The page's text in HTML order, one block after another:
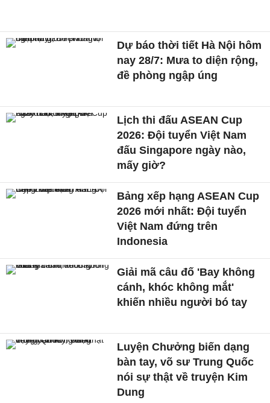
Dự báo thời tiết Hà Nội hôm
nay 28/7: Mưa to diện rộng,
đề phòng ngập úng
Lịch thi đấu ASEAN Cup
2026: Đội tuyển Việt Nam
đấu Singapore ngày nào,
mấy giờ?
Bảng xếp hạng ASEAN Cup
2026 mới nhất: Đội tuyển
Việt Nam đứng trên
Indonesia
Giải mã câu đố 'Bay không
cánh, khóc không mắt'
khiến nhiều người bó tay
Luyện Chưởng biến dạng
bàn tay, võ sư Trung Quốc
nói sự thật về truyện Kim
Dung